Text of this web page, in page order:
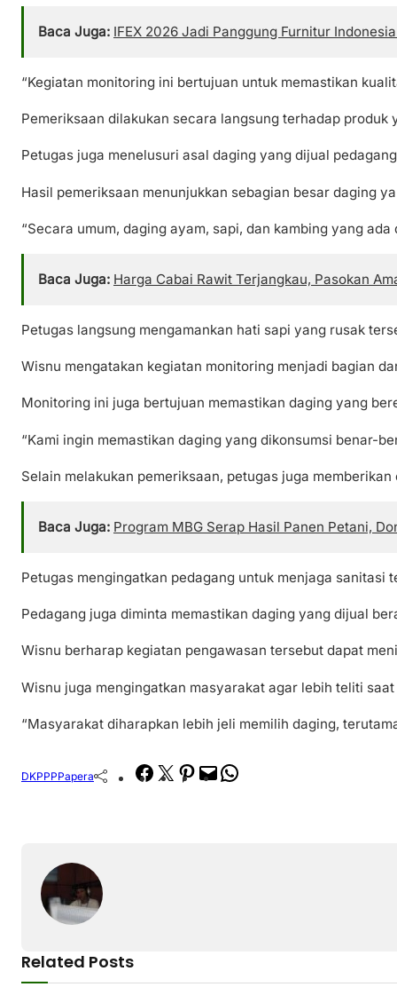
Baca Juga: IFEX 2026 Jadi Panggung Furnitur
“Kegiatan monitoring ini bertujuan untuk memastikan
Pemeriksaan dilakukan secara langsung terhadap
Petugas juga menelusuri asal daging yang dijual
Hasil pemeriksaan menunjukkan sebagian besar daging
“Secara umum, daging ayam, sapi, dan kambing yang
Baca Juga: Harga Cabai Rawit Terjangkau, Pasokan
Petugas langsung mengamankan hati sapi yang rusak
Wisnu mengatakan kegiatan monitoring menjadi bagian
Monitoring ini juga bertujuan memastikan daging yang
“Kami ingin memastikan daging yang dikonsumsi benar-
Selain melakukan pemeriksaan, petugas juga
Baca Juga: Program MBG Serap Hasil Panen Petani,
Petugas mengingatkan pedagang untuk menjaga
Pedagang juga diminta memastikan daging yang dijual
Wisnu berharap kegiatan pengawasan tersebut dapat
Wisnu juga mengingatkan masyarakat agar lebih teliti
“Masyarakat diharapkan lebih jeli memilih daging,
DKPPPPapera Facebook
TwitterPinterest
Mail
Related Posts